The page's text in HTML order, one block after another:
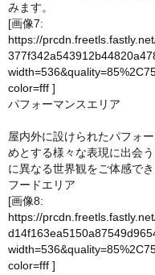
みます。
[画像7:
https://
color=fff ]
パフォーマンスエリア
屋内外に設けられたパフォ
めとする様々な表現に出会
に異なる世界観をご体感で
フードエリア
[画像8:
https://
color=fff ]